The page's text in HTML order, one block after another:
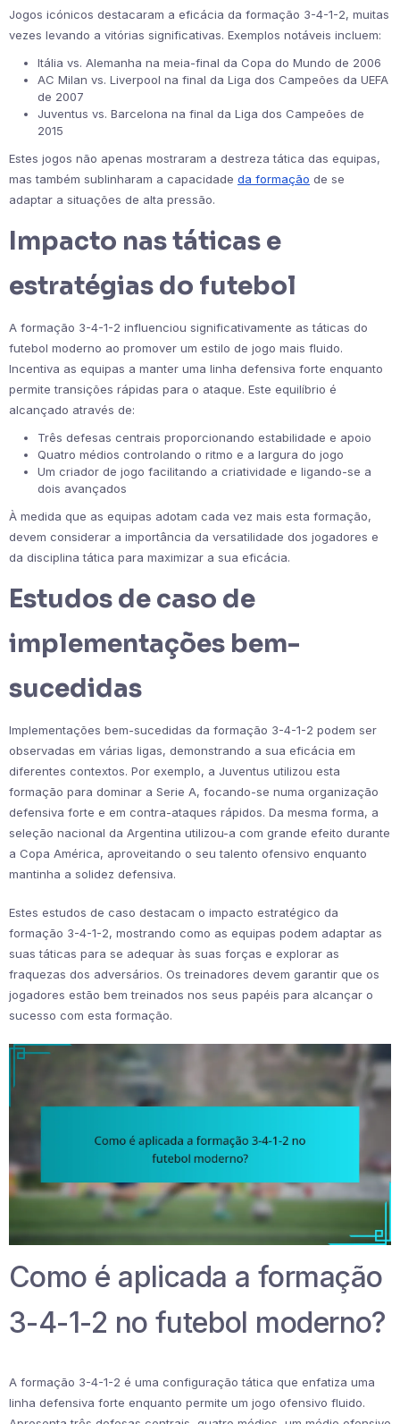
Jogos icónicos destacaram a eficácia da formação 3-4-1-2, muitas
vezes levando a vitórias significativas. Exemplos notáveis incluem:
Itália vs. Alemanha na meia-final da Copa do Mundo de 2006
AC Milan vs. Liverpool na final da Liga dos Campeões da UEFA
de 2007
Juventus vs. Barcelona na final da Liga dos Campeões de
2015
Estes jogos não apenas mostraram a destreza tática das equipas,
mas também sublinharam a capacidade da formação de se
adaptar a situações de alta pressão.
Impacto nas táticas e
estratégias do futebol
A formação 3-4-1-2 influenciou significativamente as táticas do
futebol moderno ao promover um estilo de jogo mais fluido.
Incentiva as equipas a manter uma linha defensiva forte enquanto
permite transições rápidas para o ataque. Este equilíbrio é
alcançado através de:
Três defesas centrais proporcionando estabilidade e apoio
Quatro médios controlando o ritmo e a largura do jogo
Um criador de jogo facilitando a criatividade e ligando-se a
dois avançados
À medida que as equipas adotam cada vez mais esta formação,
devem considerar a importância da versatilidade dos jogadores e
da disciplina tática para maximizar a sua eficácia.
Estudos de caso de
implementações bem-
sucedidas
Implementações bem-sucedidas da formação 3-4-1-2 podem ser
observadas em várias ligas, demonstrando a sua eficácia em
diferentes contextos. Por exemplo, a Juventus utilizou esta
formação para dominar a Serie A, focando-se numa organização
defensiva forte e em contra-ataques rápidos. Da mesma forma, a
seleção nacional da Argentina utilizou-a com grande efeito durante
a Copa América, aproveitando o seu talento ofensivo enquanto
mantinha a solidez defensiva.
Estes estudos de caso destacam o impacto estratégico da
formação 3-4-1-2, mostrando como as equipas podem adaptar as
suas táticas para se adequar às suas forças e explorar as
fraquezas dos adversários. Os treinadores devem garantir que os
jogadores estão bem treinados nos seus papéis para alcançar o
sucesso com esta formação.
Como é aplicada a formação
3-4-1-2 no futebol moderno?
A formação 3-4-1-2 é uma configuração tática que enfatiza uma
linha defensiva forte enquanto permite um jogo ofensivo fluido.